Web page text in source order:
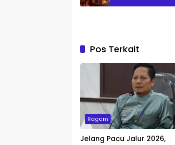
Pos Terkait
Ragam
Jelang Pacu Jalur 2026,